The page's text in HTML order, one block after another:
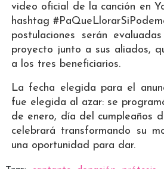
video oficial de la canción en
hashtag
postulaciones serán
proyecto junto a sus aliados,
a los tres beneficiarios.
La fecha elegida para el
fue elegida al azar: se
de enero, día del cumpleaños
celebrará transformando su
una oportunidad para dar.